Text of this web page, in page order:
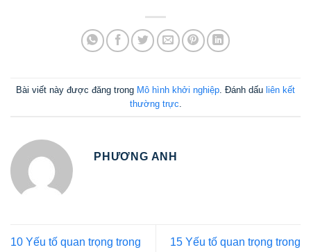
Bài viết này được đăng trong Mô hình khởi nghiệp . Đánh dấu liên kết
thường trực
PHƯƠNG ANH
10 Yếu tố quan trọng trong
15 Yếu tố quan trọng trong